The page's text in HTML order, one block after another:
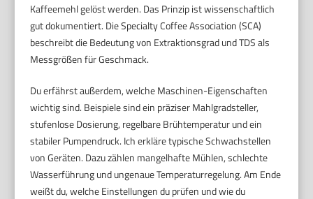
Kaffeemehl gelöst werden. Das Prinzip ist wissenschaftlich
gut dokumentiert. Die Specialty Coffee Association (SCA)
beschreibt die Bedeutung von Extraktionsgrad und TDS als
Messgrößen für Geschmack.
Du erfährst außerdem, welche Maschinen-Eigenschaften
wichtig sind. Beispiele sind ein präziser Mahlgradsteller,
stufenlose Dosierung, regelbare Brühtemperatur und ein
stabiler Pumpendruck. Ich erkläre typische Schwachstellen
von Geräten. Dazu zählen mangelhafte Mühlen, schlechte
Wasserführung und ungenaue Temperaturregelung. Am Ende
weißt du, welche Einstellungen du prüfen und wie du